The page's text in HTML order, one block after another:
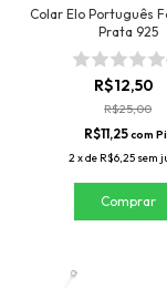
Colar Elo Português
Prata 925
R$12,50
R$25,00
R$11,25com
2xde R$6,25 sem